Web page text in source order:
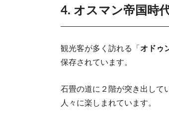
4. オスマン帝国時
観光客が多く訪れる「 オドゥ
保存されています。
石畳の道に２階が突き出して
人々に楽しまれています。